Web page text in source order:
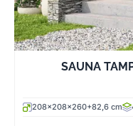
SAUNA
208x208x260+82,6 cm